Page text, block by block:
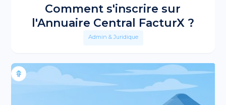
Comment s'inscrire sur
l'Annuaire Central FacturX ?
Admin & Juridique